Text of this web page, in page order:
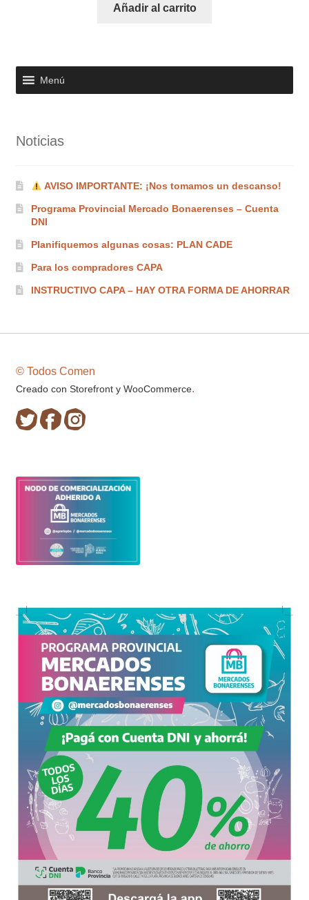
Añadir al carrito
Menú
Noticias
AVISO IMPORTANTE: ¡Nos tomamos un descanso!
Programa Provincial Mercado Bonaerenses – Cuenta
DNI
Planifiquemos algunas cosas: PLAN CADE
Para los compradores CAPA
INSTRUCTIVO CAPA – HAY OTRA FORMA DE AHORRAR
© Todos Comen
Creado con Storefront y WooCommerce.